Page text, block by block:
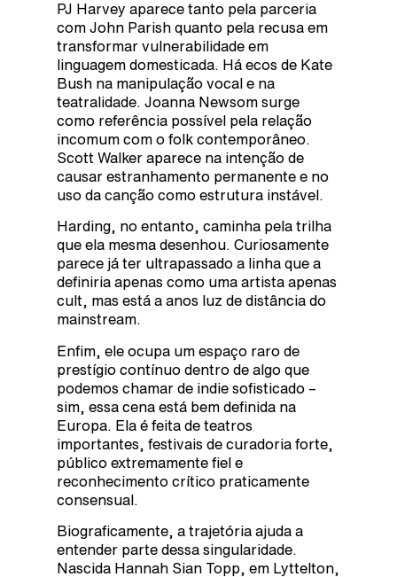
PJ Harvey aparece tanto pela parceria
com John Parish quanto pela recusa em
transformar vulnerabilidade em
linguagem domesticada. Há ecos de Kate
Bush na manipulação vocal e na
teatralidade. Joanna Newsom surge
como referência possível pela relação
incomum com o folk contemporâneo.
Scott Walker aparece na intenção de
causar estranhamento permanente e no
uso da canção como estrutura instável.
Harding, no entanto, caminha pela trilha
que ela mesma desenhou. Curiosamente
parece já ter ultrapassado a linha que a
definiria apenas como uma artista apenas
cult, mas está a anos luz de distância do
mainstream.
Enfim, ele ocupa um espaço raro de
prestígio contínuo dentro de algo que
podemos chamar de indie sofisticado –
sim, essa cena está bem definida na
Europa. Ela é feita de teatros
importantes, festivais de curadoria forte,
público extremamente fiel e
reconhecimento crítico praticamente
consensual.
Biograficamente, a trajetória ajuda a
entender parte dessa singularidade.
Nascida Hannah Sian Topp, em Lyttelton,